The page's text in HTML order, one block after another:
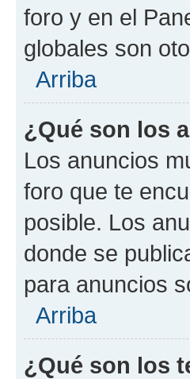
foro y en el
globales son
Arriba
¿Qué son los
Los anuncios
foro que te
posible. Los
donde se
para anuncios
Arriba
¿Qué son los